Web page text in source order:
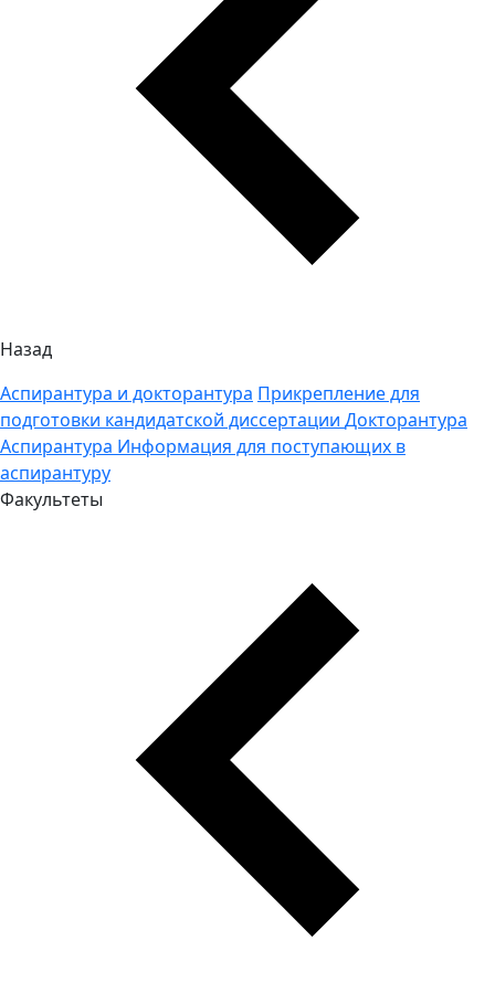
Назад
Аспирантура и докторантура Прикрепление для
подготовки кандидатской диссертации Докторантура
Аспирантура Информация для поступающих в
аспирантуру
Факультеты